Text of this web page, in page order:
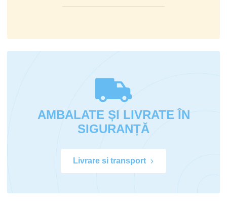
AMBALATE ȘI LIVRATE ÎN
SIGURANȚĂ
Livrare si transport